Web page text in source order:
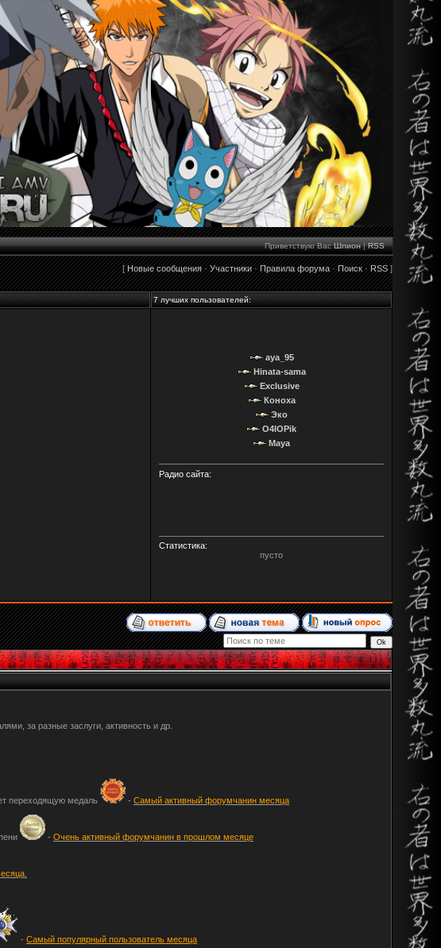
Приветствую Вас Шпион|RSS
[Новые сообщения·Участники·Правила форума·Поиск·RSS]
7 лучших пользователей:
aya_95
Hinata-sama
Exclusive
Коноха
Эко
O4IOPik
Maya
Радио сайта:
Статистика:
пусто
за разные заслуги, активность и др.
переходящую медаль - Самый активный форумчанин месяца
- Очень активный форумчанин в прошлом месяце
- Самый популярный пользователь месяца